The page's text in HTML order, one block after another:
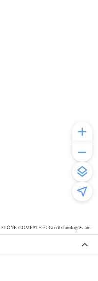
© ONE COMPATH © GeoTechnologies Inc.